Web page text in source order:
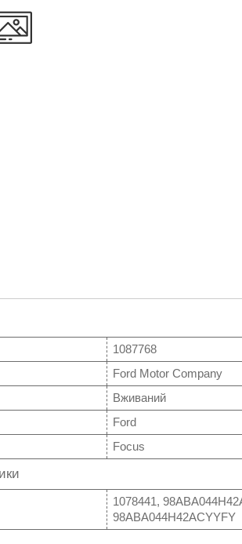
1087768
Ford Motor Company
Вживаний
Ford
Focus
1078441,
98ABA044H42ACYYFY